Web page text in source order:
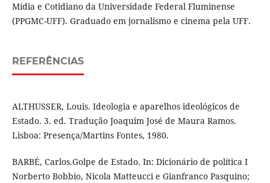
Mídia e Cotidiano da Universidade Federal Fluminense
(PPGMC-UFF). Graduado em jornalismo e cinema pela UFF.
REFERÊNCIAS
ALTHUSSER, Louis. Ideologia e aparelhos ideológicos de
Estado. 3. ed. Tradução Joaquim José de Maura Ramos.
Lisboa: Presença/Martins Fontes, 1980.
BARBÉ, Carlos.Golpe de Estado. In: Dicionário de política I
Norberto Bobbio, Nicola Matteucci e Gianfranco Pasquino;